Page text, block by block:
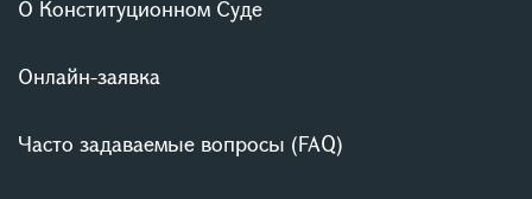
О Конституционном Суде
Онлайн-заявка
Часто задаваемые вопросы (FAQ)